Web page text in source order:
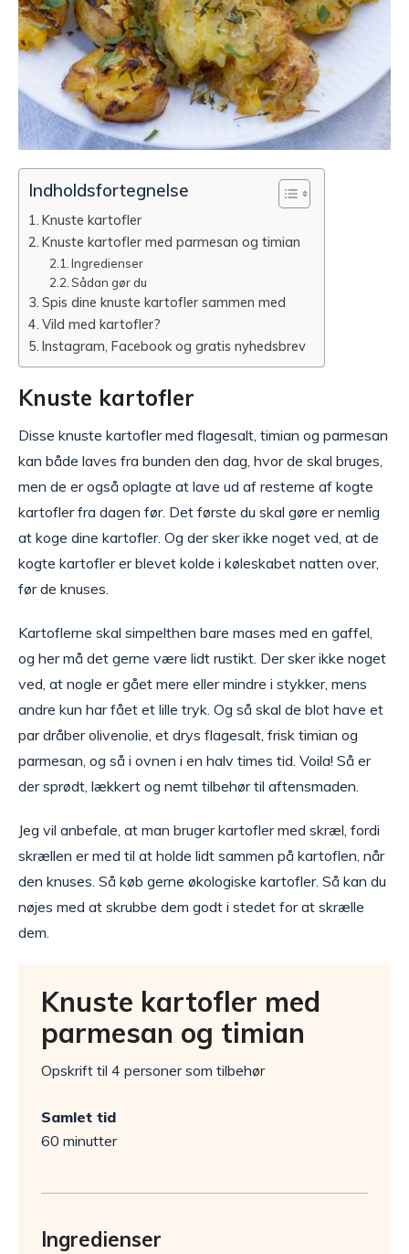
Indholdsfortegnelse
Knuste kartofler
Knuste kartofler med parmesan og timian
Ingredienser
Sådan gør du
Spis dine knuste kartofler sammen med
Vild med kartofler?
Instagram, Facebook og gratis nyhedsbrev
Knuste kartofler
Disse knuste kartofler med flagesalt, timian og parmesan
kan både laves fra bunden den dag, hvor de skal bruges,
men de er også oplagte at lave ud af resterne af kogte
kartofler fra dagen før. Det første du skal gøre er nemlig
at koge dine kartofler. Og der sker ikke noget ved, at de
kogte kartofler er blevet kolde i køleskabet natten over,
før de knuses.
Kartoflerne skal simpelthen bare mases med en gaffel,
og her må det gerne være lidt rustikt. Der sker ikke noget
ved, at nogle er gået mere eller mindre i stykker, mens
andre kun har fået et lille tryk. Og så skal de blot have et
par dråber olivenolie, et drys flagesalt, frisk timian og
parmesan, og så i ovnen i en halv times tid. Voila! Så er
der sprødt, lækkert og nemt tilbehør til aftensmaden.
Jeg vil anbefale, at man bruger kartofler med skræl, fordi
skrællen er med til at holde lidt sammen på kartoflen, når
den knuses. Så køb gerne økologiske kartofler. Så kan du
nøjes med at skrubbe dem godt i stedet for at skrælle
dem.
Knuste kartofler med
parmesan og timian
Opskrift til 4 personer som tilbehør
Samlet tid
60 minutter
Ingredienser